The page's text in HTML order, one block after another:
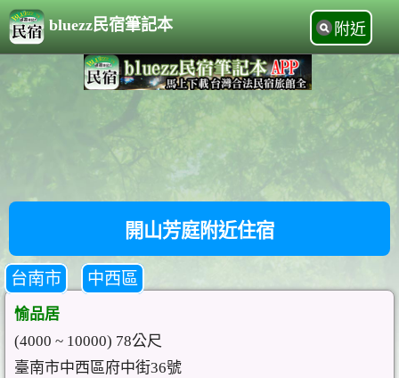
bluezz民宿筆記本 附近
開山芳庭附近住宿
台南市 中西區
愉品居
(4000 ~ 10000) 78公尺
臺南市中西區府中街36號